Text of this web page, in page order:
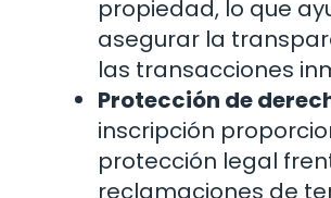
propiedad, lo que
asegurar la
las transacciones
Protección de
inscripción
protección legal
reclamaciones de